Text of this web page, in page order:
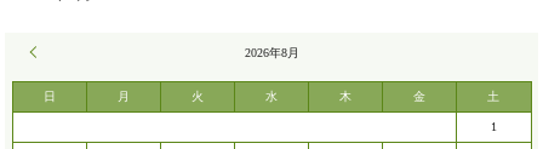
2026年8月
日 月 火 水 木 金 土
1